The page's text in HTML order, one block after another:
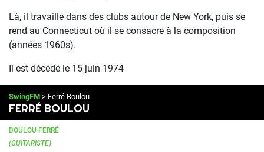
Là, il travaille dans des clubs autour de New York, puis se
rend au Connecticut où il se consacre à la composition
(années 1960s).
Il est décédé le 15 juin 1974
SwingFM > Ferré Boulou
FERRÉ BOULOU
BOULOU FERRÉ
(GUITARISTE)